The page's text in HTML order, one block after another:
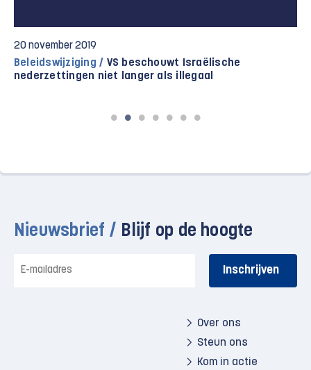
20 november 2019
Beleidswijziging / VS beschouwt Israëlische
nederzettingen niet langer als illegaal
Nieuwsbrief / Blijf op de hoogte
mailadres
Over ons
Steun ons
Kom in actie